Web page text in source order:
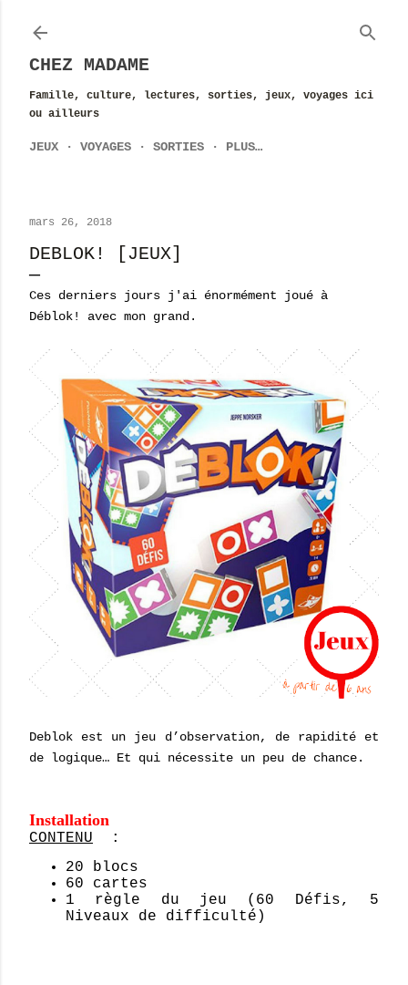
CHEZ MADAME
Famille, culture, lectures, sorties, jeux, voyages ici
ou ailleurs
JEUX VOYAGES SORTIES PLUS…
mars 26, 2018
DEBLOK! [JEUX]
Ces derniers jours j'ai énormément joué à
Déblok! avec mon grand.
Deblok est un jeu d’observation, de rapidité et
de logique… Et qui nécessite un peu de chance.
Installation
CONTENU :
20 blocs
60 cartes
1 règle du jeu (60 Défis, 5
Niveaux de difficulté)